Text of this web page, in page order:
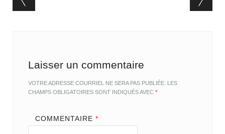
Post navigation
Laisser un commentaire
VOTRE ADRESSE COURRIEL NE SERA PAS PUBLIÉE. LES
CHAMPS OBLIGATOIRES SONT INDIQUÉS AVEC*
COMMENTAIRE *